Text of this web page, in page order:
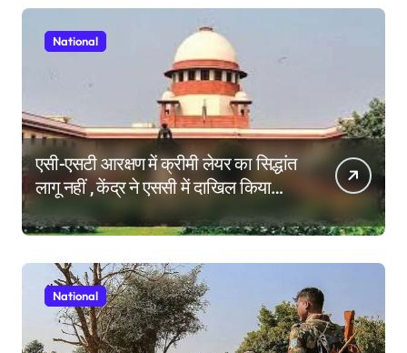
National
एसी-एसटी आरक्षण में क्रीमी लेयर का सिद्धांत
लागू नहीं , केंद्र ने एससी में दाखिल किया
हलफनामा; याचिकाएं खारिज करने की मांग
National